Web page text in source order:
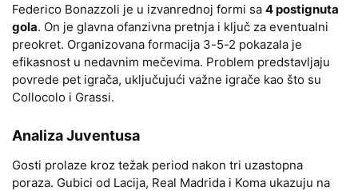
Federico Bonazzoli je u izvanrednoj formi sa 4 postignuta
gola. On je glavna ofanzivna pretnja i ključ za eventualni
preokret. Organizovana formacija 3-5-2 pokazala je
efikasnost u nedavnim mečevima. Problem predstavljaju
povrede pet igrača, uključujući važne igrače kao što su
Collocolo i Grassi.
Analiza Juventusa
Gosti prolaze kroz težak period nakon tri uzastopna
poraza. Gubici od Lacija, Real Madrida i Koma ukazuju na